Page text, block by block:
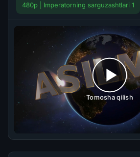
480p | Imperatorning sarguzashtlari 1
Tomosha qilish